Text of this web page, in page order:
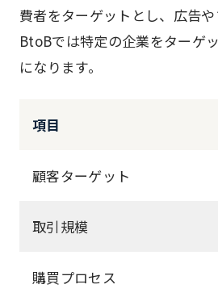
費者をターゲットとし、広告
BtoBでは特定の企業をターゲ
になります。
項目
顧客ターゲット
取引規模
購買プロセス